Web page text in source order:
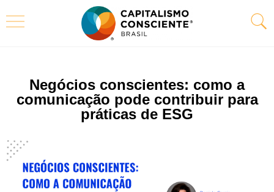
Negócios conscientes: como a
comunicação pode contribuir para
práticas de ESG